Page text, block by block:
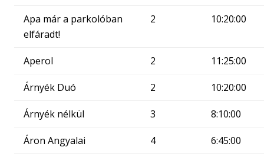
Apa már a parkolóban
elfáradt!
2 10:20:00
Aperol 2 11:25:00
Árnyék Duó 2 10:20:00
Árnyék nélkül 3 8:10:00
Áron Angyalai 4 6:45:00